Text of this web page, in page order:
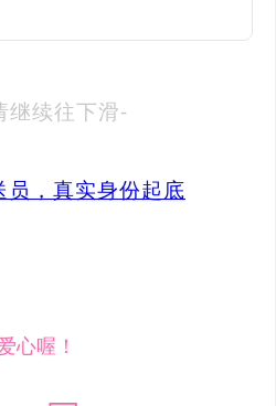
继续往下滑-
员，真实身份起底
心喔！